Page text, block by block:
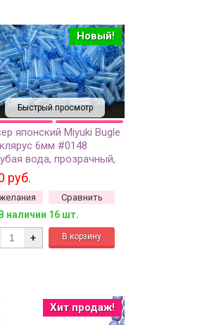
Быстрый просмотр
Новый!
японский Miyuki Bugle
6мм #0148
вода, прозрачный,
руб.
Сравнить
наличии 16 шт.
+
Хит продаж!